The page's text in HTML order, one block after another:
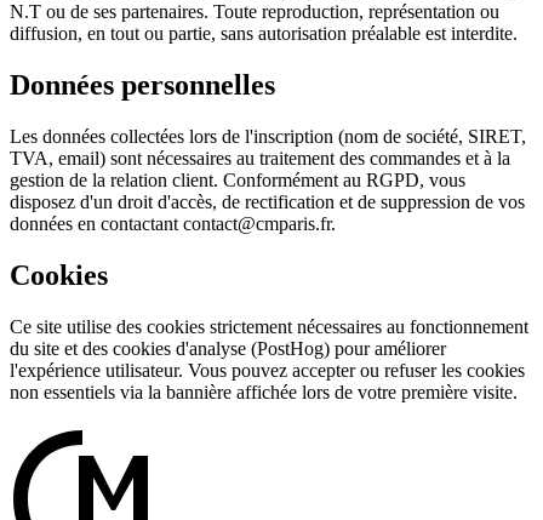
N.T ou de ses partenaires. Toute reproduction, représentation ou
diffusion, en tout ou partie, sans autorisation préalable est interdite.
Données personnelles
Les données collectées lors de l'inscription (nom de société, SIRET,
TVA, email) sont nécessaires au traitement des commandes et à la
gestion de la relation client. Conformément au RGPD, vous
disposez d'un droit d'accès, de rectification et de suppression de vos
données en contactant contact@cmparis.fr.
Cookies
Ce site utilise des cookies strictement nécessaires au fonctionnement
du site et des cookies d'analyse (PostHog) pour améliorer
l'expérience utilisateur. Vous pouvez accepter ou refuser les cookies
non essentiels via la bannière affichée lors de votre première visite.